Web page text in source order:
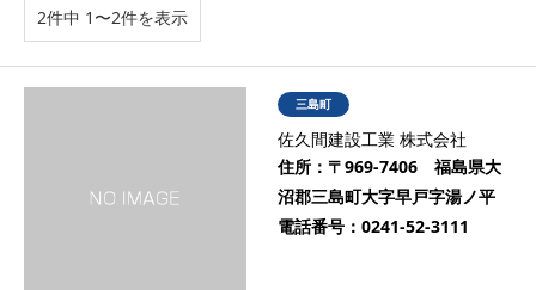
2件中 1〜2件を表示
三島町
佐久間建設工業 株式会社
住所： 〒969-7406 福島県大
沼郡三島町大字早戸字湯ノ平
電話番号： 0241-52-3111